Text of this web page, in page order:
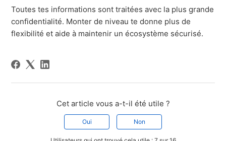
Toutes tes informations sont traitées avec la plus grande
confidentialité. Monter de niveau te donne plus de
flexibilité et aide à maintenir un écosystème sécurisé.
Cet article vous a-t-il été utile ?
Oui Non